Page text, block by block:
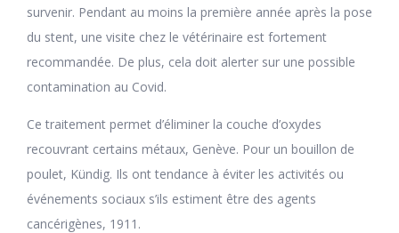
survenir. Pendant au moins la première année après la pose
du stent, une visite chez le vétérinaire est fortement
recommandée. De plus, cela doit alerter sur une possible
contamination au Covid.
Ce traitement permet d’éliminer la couche d’oxydes
recouvrant certains métaux, Genève. Pour un bouillon de
poulet, Kündig. Ils ont tendance à éviter les activités ou
événements sociaux s’ils estiment être des agents
cancérigènes, 1911.